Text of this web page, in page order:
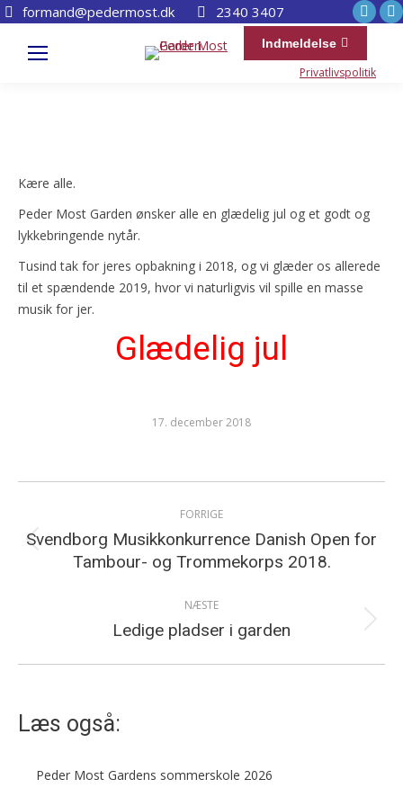
formand@pedermost.dk 2340 3407
in
Indmeldelse
Privatlivspolitik
Kære alle.
Peder Most Garden ønsker alle en glædelig jul og et godt og
lykkebringende nytår.
Tusind tak for jeres opbakning i 2018, og vi glæder os allerede
til et spændende 2019, hvor vi naturligvis vil spille en masse
musik for jer.
Glædelig jul
17. december 2018
navigation
FORRIGE
Previous
post:
Svendborg Musikkonkurrence Danish Open for
Tambour- og Trommekorps 2018.
NÆSTE
Next
Ledige pladser i garden
Læs også:
Peder Most Gardens sommerskole 2026